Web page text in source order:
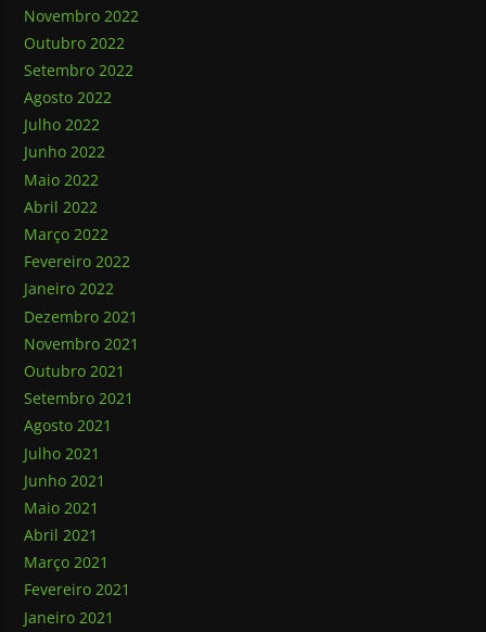
Novembro 2022
Outubro 2022
Setembro 2022
Agosto 2022
Julho 2022
Junho 2022
Maio 2022
Abril 2022
Março 2022
Fevereiro 2022
Janeiro 2022
Dezembro 2021
Novembro 2021
Outubro 2021
Setembro 2021
Agosto 2021
Julho 2021
Junho 2021
Maio 2021
Abril 2021
Março 2021
Fevereiro 2021
Janeiro 2021